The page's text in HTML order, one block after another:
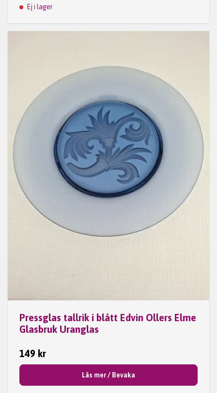
Ej i lager
Pressglas tallrik i blått Edvin Ollers Elme
Glasbruk Uranglas
149 kr
Läs mer / Bevaka